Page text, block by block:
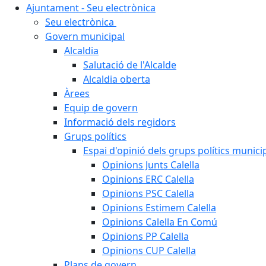
Ajuntament - Seu electrònica
Seu electrònica
Govern municipal
Alcaldia
Salutació de l'Alcalde
Alcaldia oberta
Àrees
Equip de govern
Informació dels regidors
Grups polítics
Espai d'opinió dels grups polítics
Opinions Junts Calella
Opinions ERC Calella
Opinions PSC Calella
Opinions Estimem Calella
Opinions Calella En Comú
Opinions PP Calella
Opinions CUP Calella